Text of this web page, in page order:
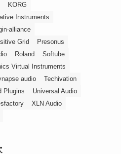
KORG
Instruments
alliance
Grid
Presonus
Roland
Softube
Virtual Instruments
audio
Techivation
Plugins
Universal Audio
XLN Audio